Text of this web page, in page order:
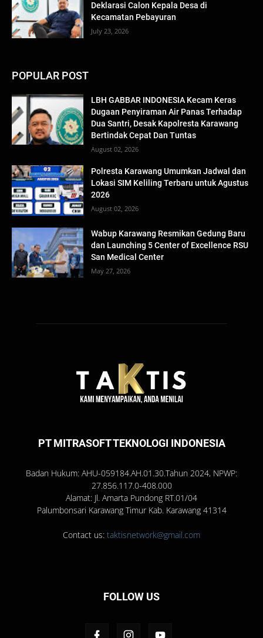
Deklarasi Calon Kepala Desa di
Kecamatan Pebayuran
July 23, 2026
POPULAR POST
LBH GABBAR INDONESIA Kecam Keras
Dugaan Penyiraman Air Panas Terhadap
Dua Santri, Desak Kapolresta Karawang
Bertindak Cepat Dan Tuntas
August 02, 2026
Polresta Karawang Umumkan Jadwal dan
Lokasi SIM Keliling Terbaru untuk Agustus
2026
August 02, 2026
Wabup Karawang Resmikan Gedung Baru
dan Launching 5 Center of Excellence RSU
San Medical Center
May 27, 2026
PT MITRASOFT TEKNOLOGI INDONESIA
Badan Hukum: AHU-059184.AH.01.30.Tahun 2024, NPWP:
27.856.117.0-408.000
Alamat: Jl. Amarta Pundong RT.01/04
Palumbonsari Karawang Timur Kab. Karawang 41314
Contact us: taktisnetwork@gmail.com
FOLLOW US